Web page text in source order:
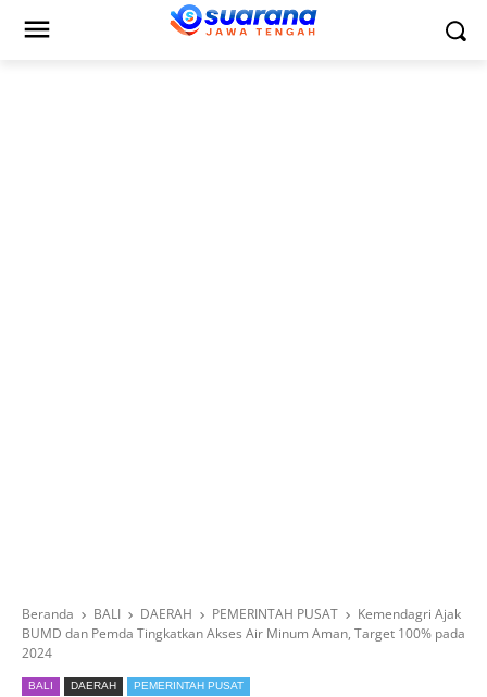
Beranda BALI DAERAH PEMERINTAH PUSAT
Kemendagri Ajak
BUMD dan Pemda Tingkatkan Akses Air Minum Aman, Target 100% pada
2024
BALI DAERAH PEMERINTAH PUSAT